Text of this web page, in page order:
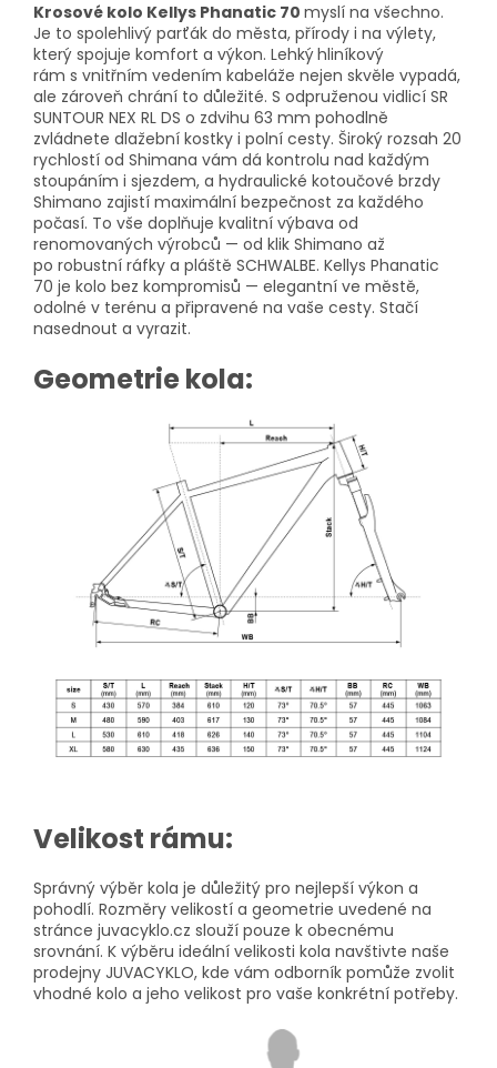
Krosové kolo Kellys Phanatic 70 myslí na všechno.
Je to spolehlivý parťák do města, přírody i na výlety,
který spojuje komfort a výkon. Lehkýhliníkový
rám s vnitřním vedením kabeláže nejen skvěle vypadá,
ale zároveň chrání to důležité. S odpruženou vidlicí SR
SUNTOUR NEX RL DS o zdvihu 63 mm pohodlně
zvládnete dlažební kostky i polní cesty. Široký rozsah 20
rychlostí od Shimana vám dá kontrolu nad každým
stoupáním i sjezdem, a hydraulické kotoučové brzdy
Shimano zajistí maximální bezpečnost za každého
počasí. To vše doplňuje kvalitní výbava od
renomovaných výrobců — od klik Shimano až
po robustní ráfky a pláště SCHWALBE. Kellys Phanatic
70 je kolo bez kompromisů — elegantní ve městě,
odolné v terénu a připravené na vaše cesty. Stačí
nasednout a vyrazit.
Geometrie kola:
Velikost rámu:
Správný výběr kola je důležitý pro nejlepší výkon a
pohodlí. Rozměry velikostí a geometrie uvedené na
stránce juvacyklo.cz slouží pouze k obecnému
srovnání. K výběru ideální velikosti kola navštivte naše
prodejny JUVACYKLO, kde vám odborník pomůže zvolit
vhodné kolo a jeho velikost pro vaše konkrétní potřeby.